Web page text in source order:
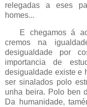
relegadas a eses
homes...
E chegamos á
cremos na
desigualdade por
importancia de
desigualdade existe e
ser sinalados polo
unha beira. Polo ben
Da humanidade,